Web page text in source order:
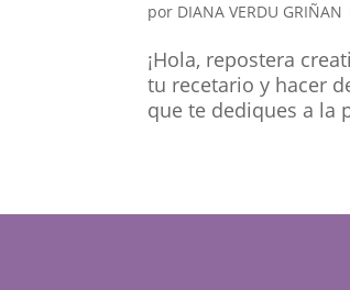
por DIANA VERDU GRIÑAN
¡Hola, repostera
tu recetario y hacer
que te dediques a la